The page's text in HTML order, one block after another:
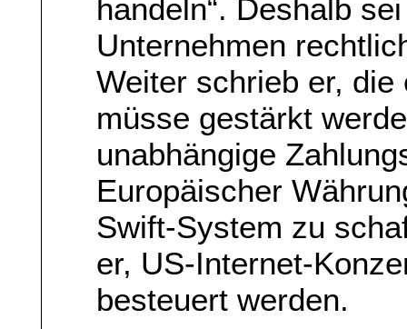
handeln“. Deshalb
Unternehmen
Weiter schrieb er,
müsse gestärkt
unabhängige
Europäischer
Swift-System zu
er, US-Internet-
besteuert werden.